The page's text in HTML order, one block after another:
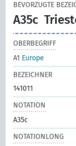
BEVORZUGTE
A35c
OBERBEGRIFF
A1 Europe
BEZEICHNER
141011
NOTATION
A35c
NOTATIONLONG